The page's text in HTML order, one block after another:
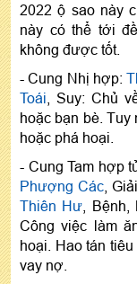
2022 ộ sao này
này có thể tới
không được tốt.
- Cung Nhị hợp:
Toái , Suy: Chủ
hoặc bạn bè. Tuy
hoặc phá hoại.
- Cung Tam hợp
Phượng Các,
Thiên Hư ,
Công việc làm
hoại. Hao tán
vay nợ.